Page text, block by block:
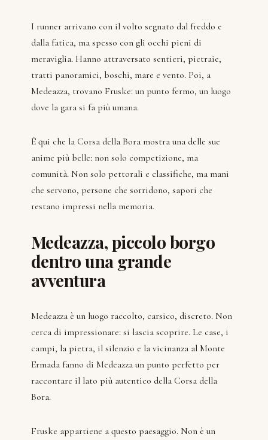
I runner arrivano con il volto segnato dal freddo e
dalla fatica, ma spesso con gli occhi pieni di
meraviglia. Hanno attraversato sentieri, pietraie,
tratti panoramici, boschi, mare e vento. Poi, a
Medeazza, trovano Fruske: un punto fermo, un luogo
dove la gara si fa più umana.
È qui che la Corsa della Bora mostra una delle sue
anime più belle: non solo competizione, ma
comunità. Non solo pettorali e classifiche, ma mani
che servono, persone che sorridono, sapori che
restano impressi nella memoria.
Medeazza, piccolo borgo
dentro una grande
avventura
Medeazza è un luogo raccolto, carsico, discreto. Non
cerca di impressionare: si lascia scoprire. Le case, i
campi, la pietra, il silenzio e la vicinanza al Monte
Ermada fanno di Medeazza un punto perfetto per
raccontare il lato più autentico della Corsa della
Bora.
Fruske appartiene a questo paesaggio. Non è un